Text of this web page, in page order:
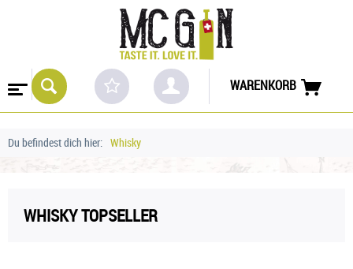
WARENKORB
Du befindest dich hier: Whisky
WHISKY TOPSELLER